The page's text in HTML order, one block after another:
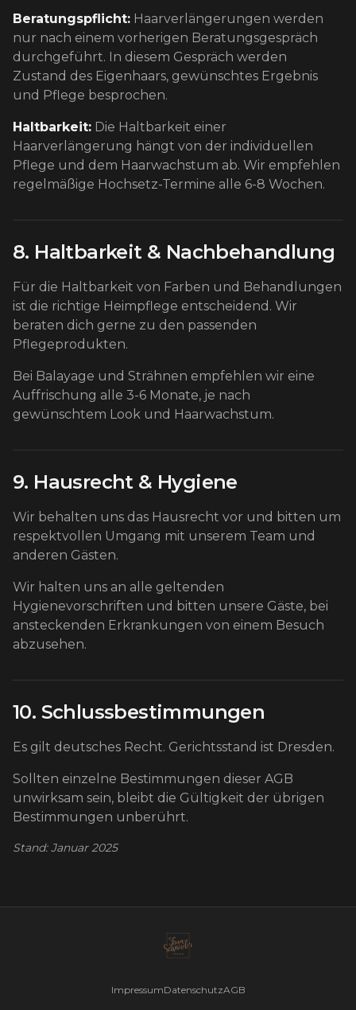
Beratungspflicht: Haarverlängerungen werden
nur nach einem vorherigen Beratungsgespräch
durchgeführt. In diesem Gespräch werden
Zustand des Eigenhaars, gewünschtes Ergebnis
und Pflege besprochen.
Haltbarkeit: Die Haltbarkeit einer
Haarverlängerung hängt von der individuellen
Pflege und dem Haarwachstum ab. Wir empfehlen
regelmäßige Hochsetz-Termine alle 6-8 Wochen.
8. Haltbarkeit & Nachbehandlung
Für die Haltbarkeit von Farben und Behandlungen
ist die richtige Heimpflege entscheidend. Wir
beraten dich gerne zu den passenden
Pflegeprodukten.
Bei Balayage und Strähnen empfehlen wir eine
Auffrischung alle 3-6 Monate, je nach
gewünschtem Look und Haarwachstum.
9. Hausrecht & Hygiene
Wir behalten uns das Hausrecht vor und bitten um
respektvollen Umgang mit unserem Team und
anderen Gästen.
Wir halten uns an alle geltenden
Hygienevorschriften und bitten unsere Gäste, bei
ansteckenden Erkrankungen von einem Besuch
abzusehen.
10. Schlussbestimmungen
Es gilt deutsches Recht. Gerichtsstand ist Dresden.
Sollten einzelne Bestimmungen dieser AGB
unwirksam sein, bleibt die Gültigkeit der übrigen
Bestimmungen unberührt.
Stand: Januar 2025
ImpressumDatenschutzAGB